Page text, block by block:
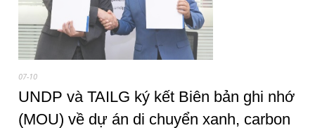
07-10
UNDP và TAILG ký kết Biên bản ghi nhớ
(MOU) về dự án di chuyển xanh, carbon